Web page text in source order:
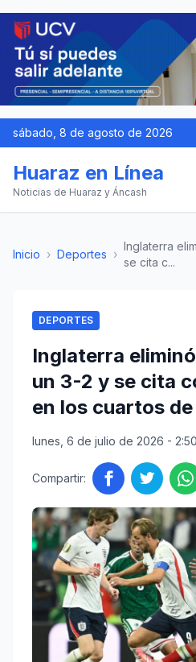
sábado, 8 de agosto de 2026
Huaraz en Línea
Noticias de Huaraz y Áncash
Inicio › Deportes ›
Inglaterra
se cita c...
DEPORTES
Inglaterra
un 3-2 y se cita
en los cuartos
lunes, 6 de julio de 2026 -
Compartir: